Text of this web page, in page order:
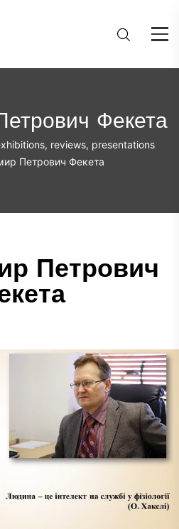
Фекета
reviews, presentations
Петрович Фекета
Петрович